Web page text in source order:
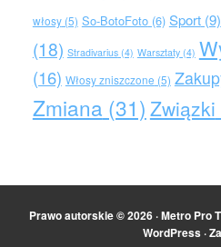
włosy(5) So-BotoFoto(6) Sport(9)
(18) Stradivarius(4) Warsztaty(4)
(16) Włosy zniszczone (5)
Zmiana (31) Związki
Prawo autorskie © 2026 ·Metro Pro
WordPress ·